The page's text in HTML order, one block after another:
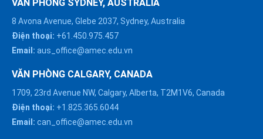
VĂN PHÒNG SYDNEY, AUSTRALIA
8 Avona Avenue, Glebe 2037, Sydney, Australia
Điện thoại: +61.450.975.457
Email: aus_office@amec.edu.vn
VĂN PHÒNG CALGARY, CANADA
1709, 23rd Avenue NW, Calgary, Alberta, T2M1V6, Canada
Điện thoại: +1.825.365.6044
Email: can_office@amec.edu.vn